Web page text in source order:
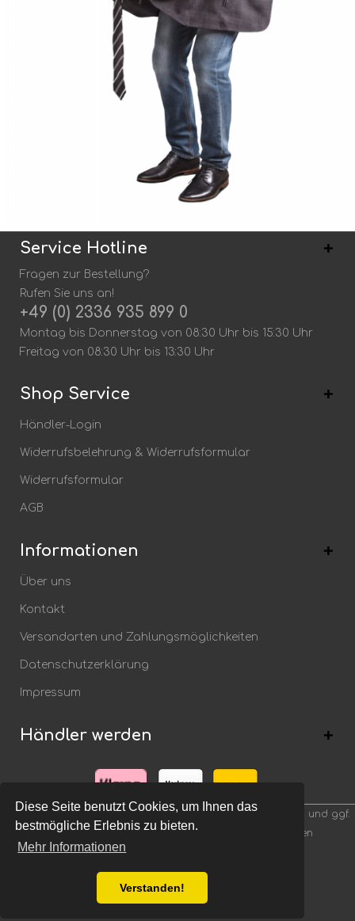
Diese Seite benutzt Cookies, um Ihnen das
bestmögliche Erlebnis zu bieten.
Mehr Informationen
Verstanden!
Service Hotline
Fragen zur Bestellung?
Rufen Sie uns an!
+49 (0) 2336 935 899 0
Montag bis Donnerstag von 08:30 Uhr bis 15:30 Uhr
Freitag von 08:30 Uhr bis 13:30 Uhr
Shop Service
Händler-Login
Widerrufsbelehrung & Widerrufsformular
Widerrufsformular
AGB
Informationen
Über uns
Kontakt
Versandarten und Zahlungsmöglichkeiten
Datenschutzerklärung
Impressum
Händler werden
*) Alle Preise inkl. gesetzl. Mehrwertsteuer zzgl. Versandkosten
und ggf.
Nachnahmegebühren, wenn nicht anders beschrieben
- webfellows UG